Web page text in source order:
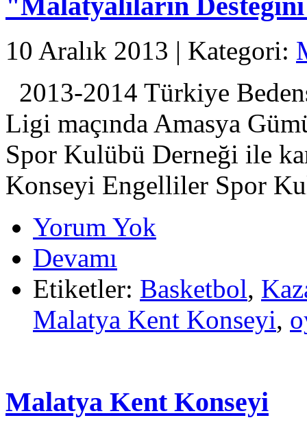
10 Aralık 2013 | Kategori:
2013-2014 Türkiye
Ligi maçında Amasya
Spor Kulübü Derneği ile
Konseyi Engelliler Spor
Yorum Yok
Devamı
Etiketler: Basketbol,
Malatya Kent Konseyi,
Malatya Kent Konseyi